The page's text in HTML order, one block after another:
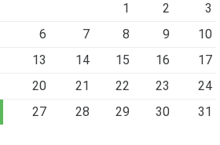
1 2
3
6 7 8 9
10
13 14 15 16
17
20 21 22 23
24
27 28 29 30 31